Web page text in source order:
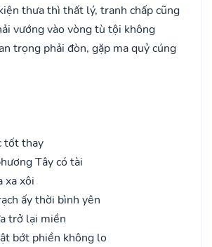
thưa thì thất lý, tranh chấp cũng
vướng vào vòng tù tội không
trọng phải đòn, gặp ma quỷ cúng
tốt thay
Tây có tài
xa xôi
ấy thời bình yên
trở lại miền
bớt phiền không lo